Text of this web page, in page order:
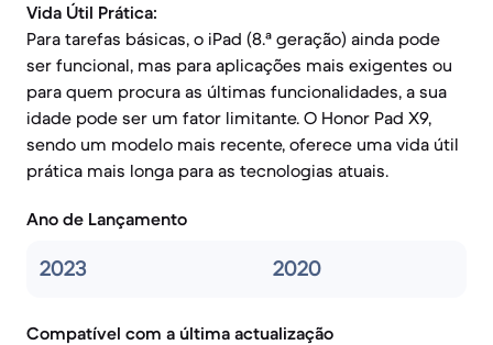
Vida Útil Prática:
Para tarefas básicas, o iPad (8.ª geração) ainda pode
ser funcional, mas para aplicações mais exigentes ou
para quem procura as últimas funcionalidades, a sua
idade pode ser um fator limitante. O Honor Pad X9,
sendo um modelo mais recente, oferece uma vida útil
prática mais longa para as tecnologias atuais.
Ano de Lançamento
2023 2020
Compatível com a última actualização